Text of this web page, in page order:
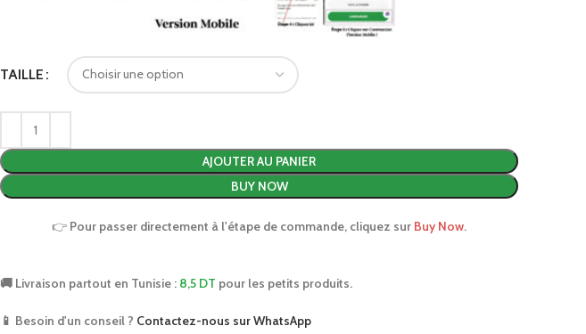
TAILLE
AJOUTER AU PANIER
BUY NOW
👉 Pour passer directement à l'étape de commande, cliquez sur Buy Now.
🚚 Livraison partout en Tunisie : 8,5 DT pour les petits produits.
📱 Besoin d'un conseil ? Contactez-nous sur WhatsApp